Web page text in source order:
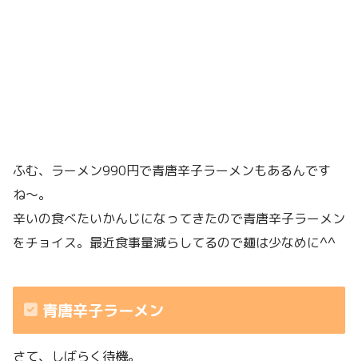
ふむ、ラーメン990円で青唐辛子ラーメンもあるんです
ね〜。
辛いの食べたいかんじになってきたので青唐辛子ラーメン
をチョイス。最近食事量減らしてるので麺は少なめに^^
青唐辛子ラーメン
さて、しばらく待機。